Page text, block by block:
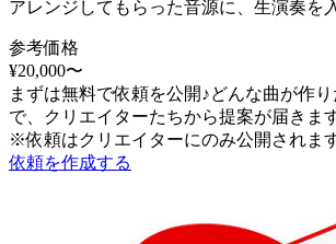
アレンジしてもらった音源に、生演奏を
参考価格
¥20,000〜
まずは無料で依頼を公開♪どんな曲が作
で、クリエイターたちから提案が届きます
※依頼はクリエイターにのみ公開されます
依頼を作成する